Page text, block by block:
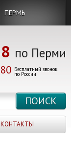
ПЕРМЬ
по Перми
Бесплатный звонок
по России
КОНТАКТЫ